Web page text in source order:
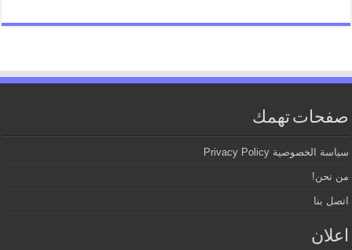
صفحات تهمك
سياسة الخصوصية Privacy Policy
من نحن!
اتصل بنا
اعلان